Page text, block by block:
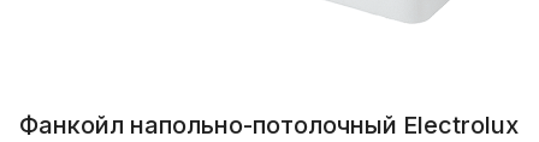
Фанкойл напольно-потолочный Electrolux